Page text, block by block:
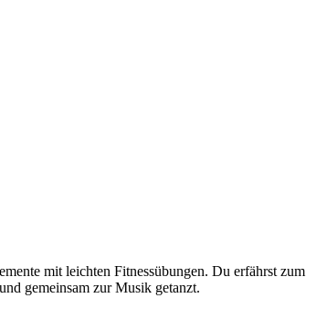
mit leichten Fitnessübungen. Du erfährst zum
gemeinsam zur Musik getanzt.